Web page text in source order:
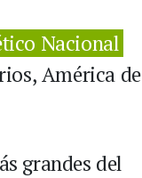
Nacional
América de
grandes del